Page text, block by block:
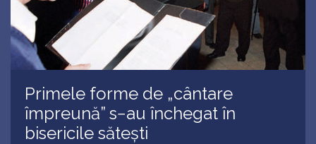
Primele forme de „cântare
împreună” s−au închegat în
bisericile săteşti